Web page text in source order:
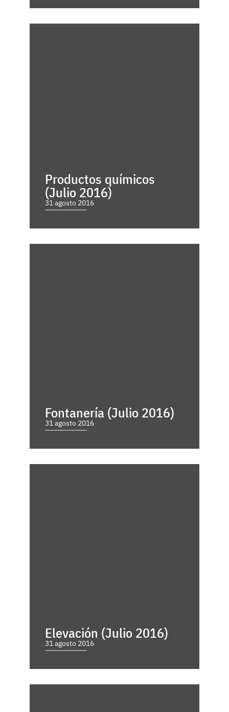
Productos químicos
(Julio 2016)
31 agosto 2016
Fontanería (Julio 2016)
31 agosto 2016
Elevación (Julio 2016)
31 agosto 2016